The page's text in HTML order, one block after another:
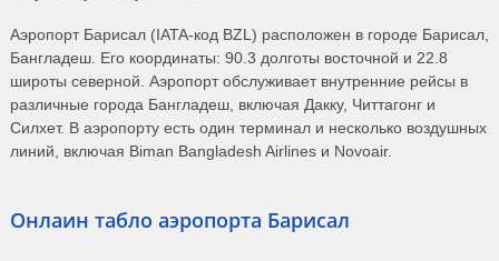
Аэропорт Барисал (IATA-код BZL) расположен в городе Барисал,
Бангладеш. Его координаты: 90.3 долготы восточной и 22.8
широты северной. Аэропорт обслуживает внутренние рейсы в
различные города Бангладеш, включая Дакку, Читтагонг и
Силхет. В аэропорту есть один терминал и несколько воздушных
линий, включая Biman Bangladesh Airlines и Novoair.
Онлаин табло аэропорта Барисал